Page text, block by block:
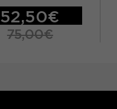
52,50€
75,00€